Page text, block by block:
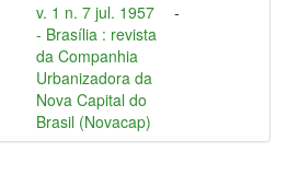
v. 1 n. 7 jul. 1957
- Brasília : revista
da Companhia
Urbanizadora da
Nova Capital do
Brasil (Novacap)
-